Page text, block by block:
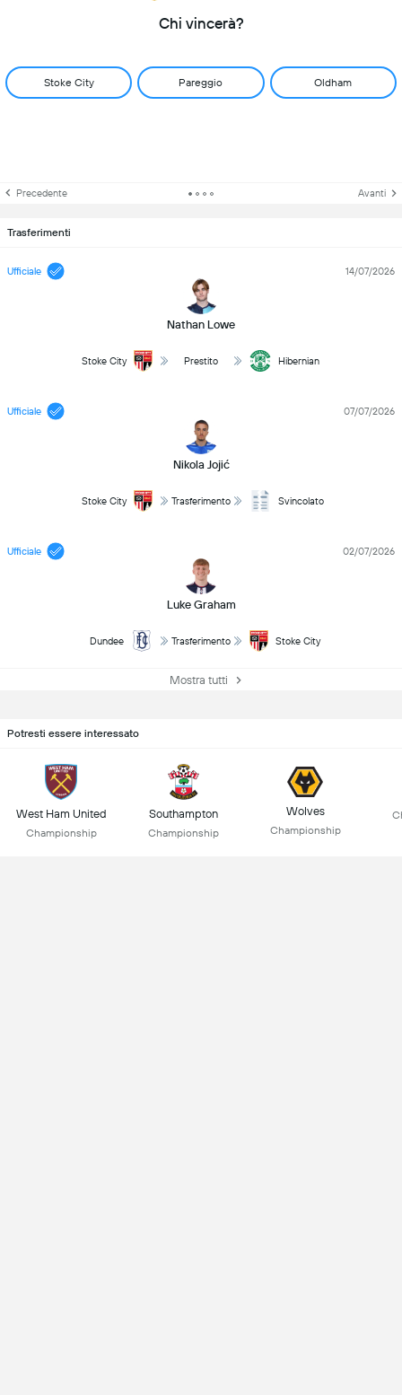
Chi vincerà?
Stoke City Pareggio Oldham
Precedente Avanti
Trasferimenti
Ufficiale
Nathan Lowe
14/07/2026
Stoke City Prestito Hibernian
Ufficiale
Nikola Jojić
07/07/2026
Stoke City Trasferimento Svincolato
Ufficiale
Luke Graham
02/07/2026
Dundee Trasferimento Stoke City
Mostra tutti
Potresti essere interessato
West Ham United
Championship
Southampton
Championship
Wolves
Championship